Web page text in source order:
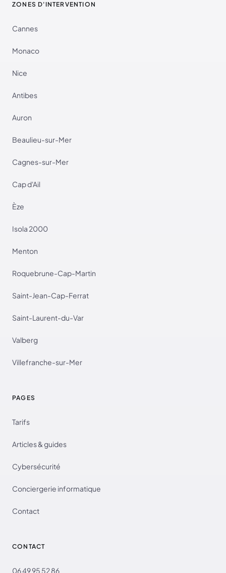
ZONES D'INTERVENTION
Cannes
Monaco
Nice
Antibes
Auron
Beaulieu-sur-Mer
Cagnes-sur-Mer
Cap d'Ail
Èze
Isola 2000
Menton
Roquebrune-Cap-Martin
Saint-Jean-Cap-Ferrat
Saint-Laurent-du-Var
Valberg
Villefranche-sur-Mer
PAGES
Tarifs
Articles & guides
Cybersécurité
Conciergerie informatique
Contact
CONTACT
06 49 95 52 86